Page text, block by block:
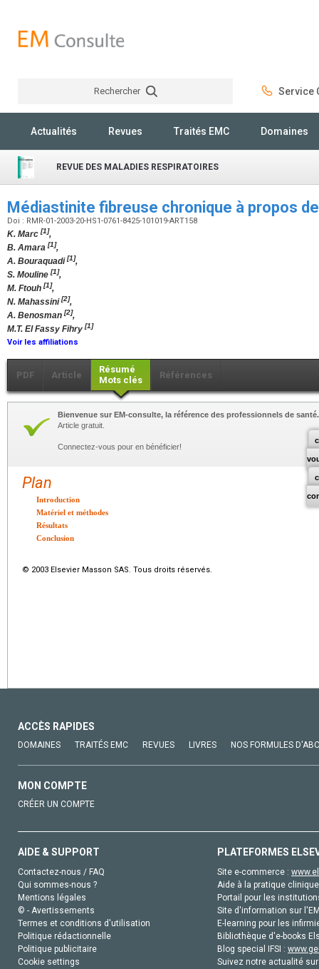
Rechercher Service
Actualités Revues Traités EMC Domaines
REVUE DES MALADIES RESPIRATOIRES
Médiastinite fibreuse chronique à propos
Doi : RMR-01-2003-20-HS1-0761-8425-101019-ART158
K. Marc [1],
B. Amara [1],
A. Bouraquadi[1],
S. Mouline [1],
M. Ftouh [1],
N. Mahassini[2],
A. Benosman [2],
M.T. El Fassy Fihry [1]
Voir les affiliations
PDF Article
Résumé
Mots clés
Références
Bienvenue sur EM-consulte, la référence des professionnels de santé.
Article gratuit.
Connectez-vous pour en bénéficier!
Plan
Introduction
Matériel et méthodes
Résultats
Conclusion
© 2003 Elsevier Masson SAS. Tous droits réservés.
ACCÈS RAPIDES
DOMAINES TRAITÉS EMC REVUES LIVRES NOS FORMULES
MON COMPTE
CRÉER UN COMPTE
AIDE & SUPPORT
Contactez-nous / FAQ
Qui sommes-nous ?
Mentions légales
© - Avertissements
Termes et conditions d'utilisation
Politique rédactionnelle
Politique publicitaire
Cookie settings
PLATEFORMES
Site e-commerce :
Aide à la pratique
Portail pour les
Site d'information sur
E-learning pour les
Bibliothèque d'e-books
Blog special IFSI :
Suivez notre actualité